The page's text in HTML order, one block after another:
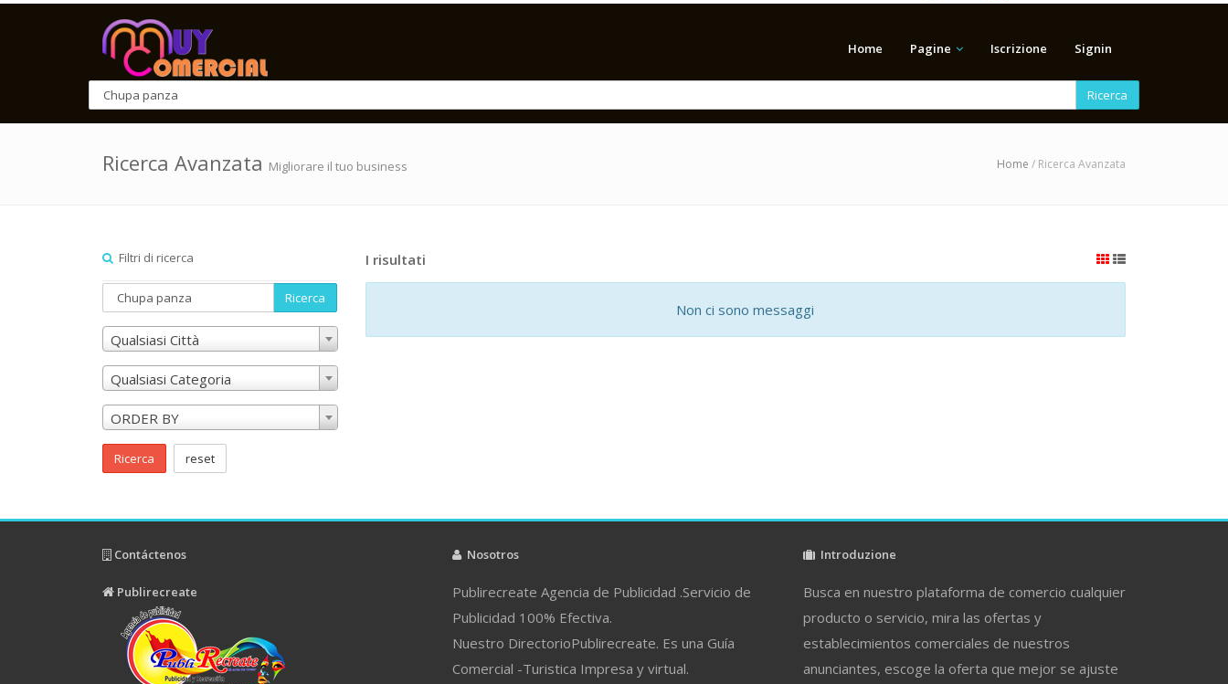
Home Pagine Iscrizione Signin
Ricerca
Ricerca Avanzata Migliorare il tuo business Home / Ricerca Avanzata
Filtri di ricerca
Ricerca
Qualsiasi Città
Qualsiasi Categoria
ORDER BY
Ricerca reset
I risultati
Non ci sono messaggi
Contáctenos
Publirecreate
Nosotros
Publirecreate Agencia de Publicidad .Servicio de
Publicidad 100% Efectiva.
Nuestro DirectorioPublirecreate. Es una Guía
Comercial -Turistica Impresa y virtual.
Introduzione
Busca en nuestro plataforma de comercio cualquier
producto o servicio, mira las ofertas y
establecimientos comerciales de nuestros
anunciantes, escoge la oferta que mejor se ajuste